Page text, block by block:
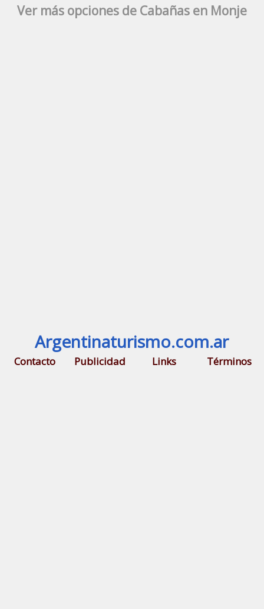
Ver más opciones de Cabañas en Monje
Argentinaturismo.com.ar
Contacto Publicidad Links Términos